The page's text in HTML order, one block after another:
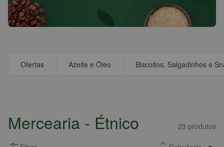
Ofertas Azeite e Óleo Biscoitos, Salgadinhos e
Mercearia - Étnico 23 produtos